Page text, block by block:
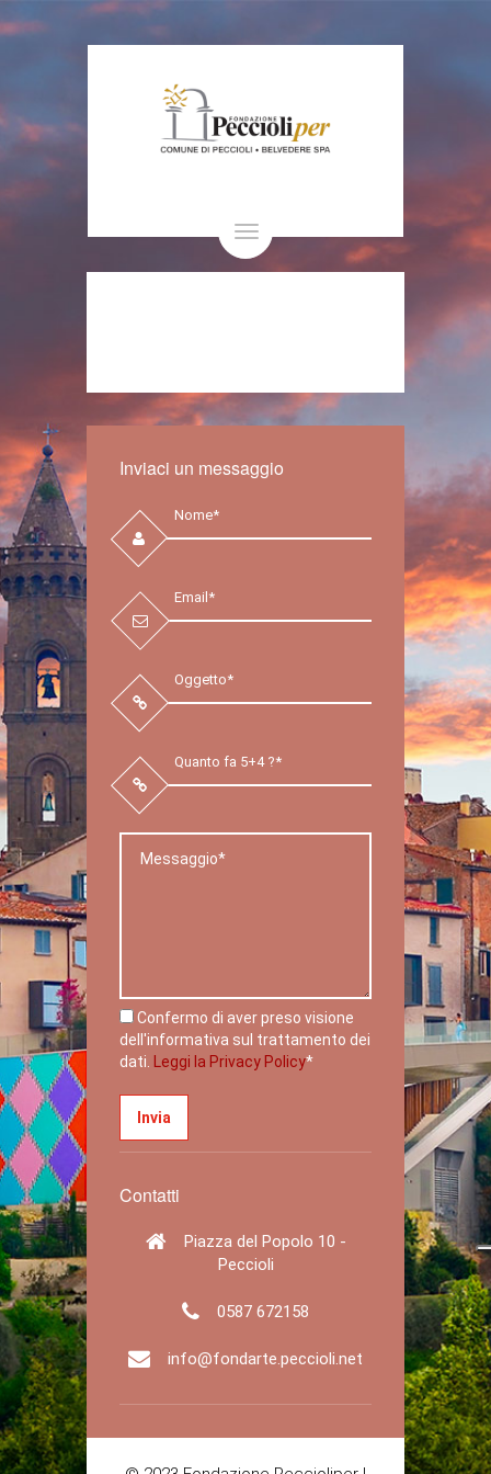
Toggle
navigation
Inviaci un messaggio
Confermo di aver preso visione
dell'informativa sul trattamento dei
dati.
Leggi la Privacy Policy*
Contatti
Piazza del Popolo 10 -
Peccioli
0587 672158
info@fondarte.peccioli.net